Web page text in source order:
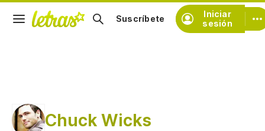
Iniciar
sesión
Suscríbete
Chuck Wicks